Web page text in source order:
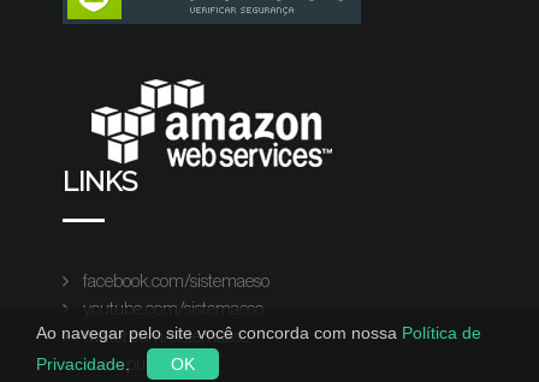
LINKS
facebook.com/sistemaeso
youtube.com/sistemaeso
twitter.com/sistemaeso
nosso público alvo
Ao navegar pelo site você concorda com nossa Política de
Privacidade. OK